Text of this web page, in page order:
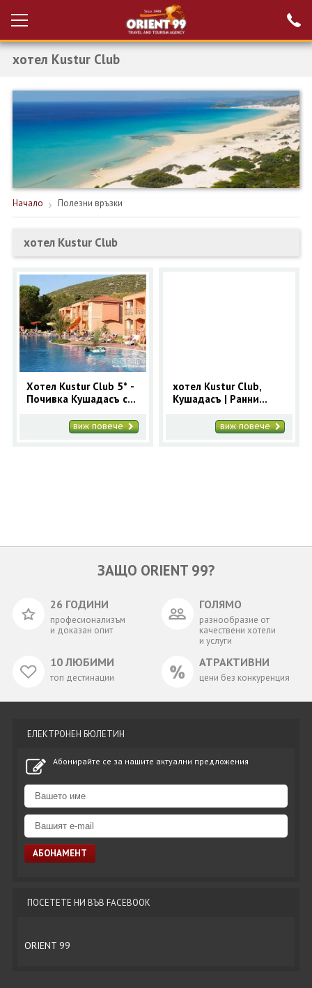
Вход за агенти
РАННИ ЗАПИСВАНИЯ ТУРЦИЯ
НОВА ГОДИНА ТУРЦИЯ
НОВА ГОДИНА
ПОЧИВКИ
КРУИЗИ
ЕКЗОТИКА
ЕКСКУРЗИИ
ОЩЕ
ЗА НАС
ФИРМЕНИ ДОКУМЕНТИ
0700 144 34 Запитване
хотел Kustur Club
Начало Полезни връзки
хотел Kustur Club
Хотел Kustur Club 5* -
Почивка Кушадасъ с
Лято 2026виж повече
хотел Kustur Club,
Кушадасъ | Ранни
Кушадасъ с 9 нощувки
виж повече
ЗАЩО ORIENT 99?
26 ГОДИНИ
професионализъм
и доказан опит
ГОЛЯМО
разнообразие от
качествени хотели
и услуги
10 ЛЮБИМИ
топ дестинации
АТРАКТИВНИ
цени без конкуренция
ЕЛЕКТРОНЕН БЮЛЕТИН
Абонирайте се за нашите актуални предложения
ПОСЕТЕТЕ НИ ВЪВ FACEBOOK
ORIENT 99